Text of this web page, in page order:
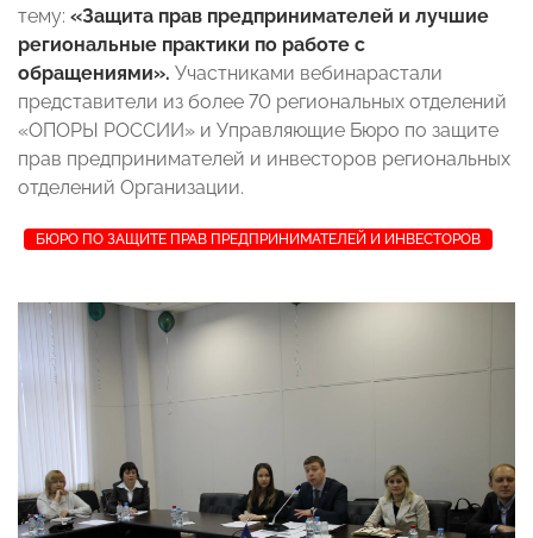
тему: «Защита прав предпринимателей и лучшие
региональные практики по работе с
обращениями». Участниками вебинарастали
представители из более 70 региональных отделений
«ОПОРЫ РОССИИ» и Управляющие Бюро по защите
прав предпринимателей и инвесторов региональных
отделений Организации.
БЮРО ПО ЗАЩИТЕ ПРАВ ПРЕДПРИНИМАТЕЛЕЙ И ИНВЕСТОРОВ